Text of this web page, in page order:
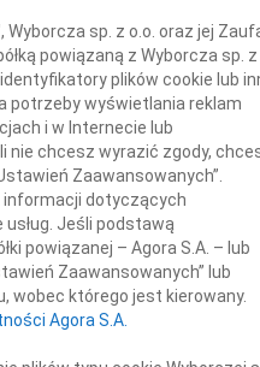
Imię i nazwisko lub numer ogłoszenia:
+ szukanie zaawansowane
INNE NEKROLOGI
01.06.2026Szczecin
Żegnaj Alu Jola, Zbyszek, Ewa,
Józef Ignor03.04.2026
Z bólem przyjęliśmy wiadomość o
Roman Kraszewski 13.02.2026
Z wielkim smutkiem i żalem
Łukasz Glapa
sp. z o.o. oraz jej
powiązaną z Wyborcza sp. z
plików cookie lub
potrzeby wyświetlania reklam
i w Internecie lub
nie chcesz wyrazić zgody,
Zaawansowanych”.
informacji dotyczących
Jeśli podstawą
powiązanej – Agora S.A. – lub
Zaawansowanych” lub
wobec którego jest kierowany.
Agora S.A.